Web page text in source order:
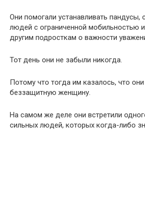
Они помогали устанавливать пандусы,
людей с ограниченной мобильностью
другим подросткам о важности
Тот день они не забыли никогда.
Потому что тогда им казалось, что
беззащитную женщину.
На самом же деле они встретили
сильных людей, которых когда-либо